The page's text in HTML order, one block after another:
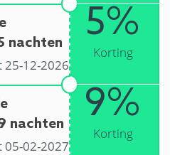
nachten
25-12-2026
5%
Korting
nachten
05-02-2027
9%
Korting